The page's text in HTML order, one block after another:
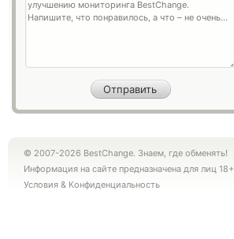
© 2007-2026 BestChange. Знаем, где обменять!
Информация на сайте предназначена для лиц 18+
Условия & Конфиденциальность